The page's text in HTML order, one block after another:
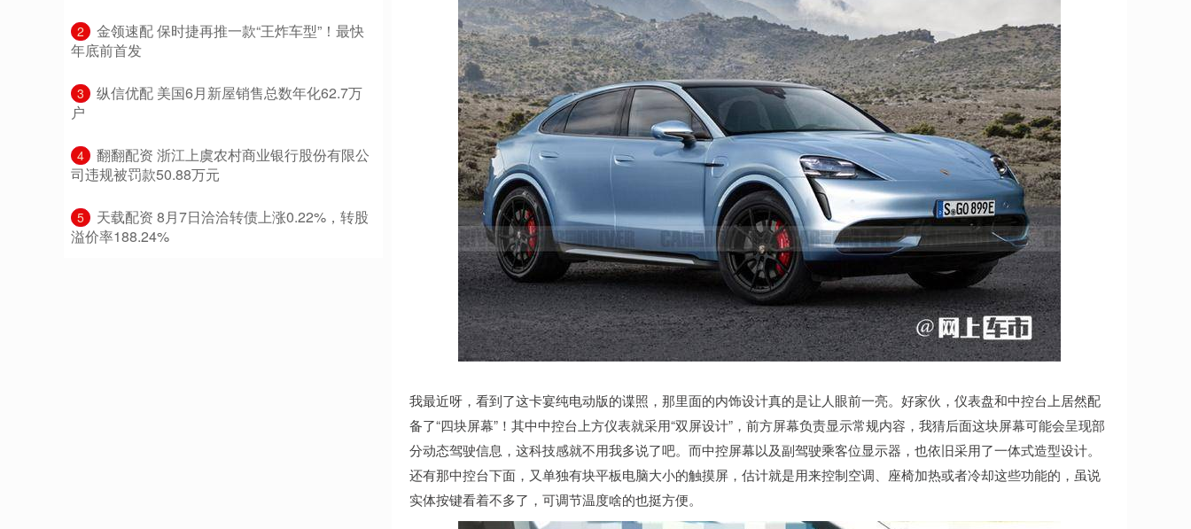
我最近呀，看到了这卡宴纯电动版的谍照，那里面的内饰设计真的是让人眼前一亮。好家伙，仪表盘和中控台上居然配
备了“四块屏幕”！其中中控台上方仪表就采用“双屏设计”，前方屏幕负责显示常规内容，我猜后面这块屏幕可能会呈现部
分动态驾驶信息，这科技感就不用我多说了吧。而中控屏幕以及副驾驶乘客位显示器，也依旧采用了一体式造型设计。
还有那中控台下面，又单独有块平板电脑大小的触摸屏，估计就是用来控制空调、座椅加热或者冷却这些功能的，虽说
实体按键看着不多了，可调节温度啥的也挺方便。
2
​金领速配 保时捷再推一款“王炸车型”！最快
年底前首发
3
​纵信优配 美国6月新屋销售总数年化62.7万
户
4
​翻翻配资 浙江上虞农村商业银行股份有限公
司违规被罚款50.88万元
5
​天载配资 8月7日洽洽转债上涨0.22%，转股
溢价率188.24%